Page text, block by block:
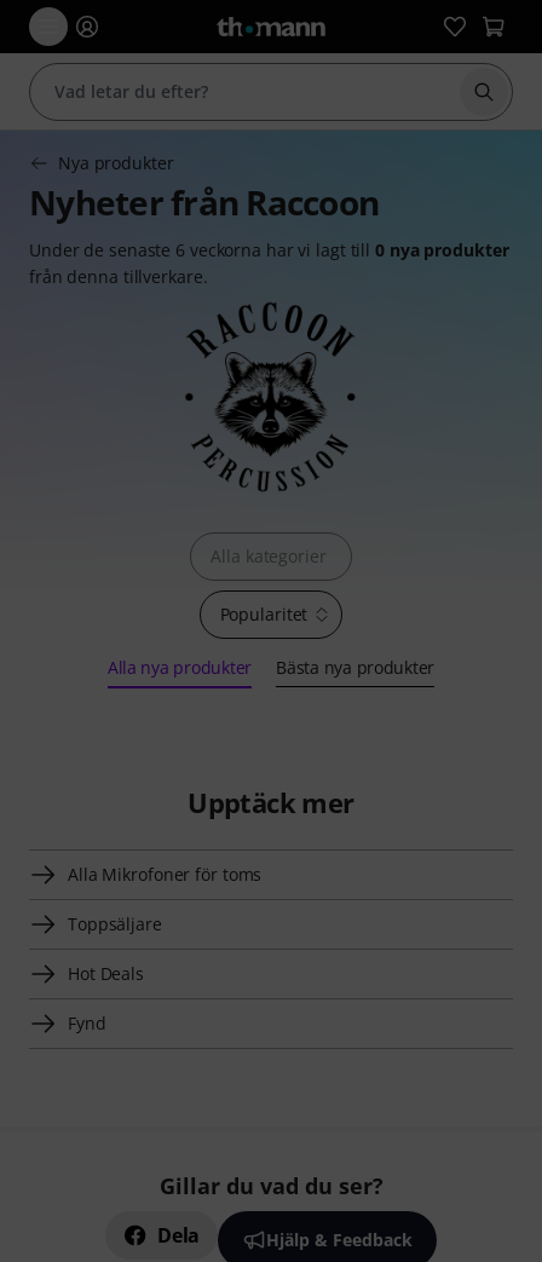
Börja
Nya produkter
Nyheter från Raccoon
Under de senaste 6 veckorna har vi lagt till0 nya produkter
från denna tillverkare.
Popularitet
Alla kategorier
Alla nya produkter Bästa nya produkter
Upptäck mer
Alla Mikrofoner för toms
Toppsäljare
Hot Deals
Fynd
Gillar du vad du ser?
Dela Hjälp & Feedback